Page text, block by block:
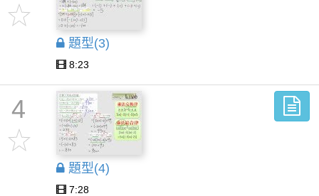
題型(3)
8:23
4
題型(4)
7:28